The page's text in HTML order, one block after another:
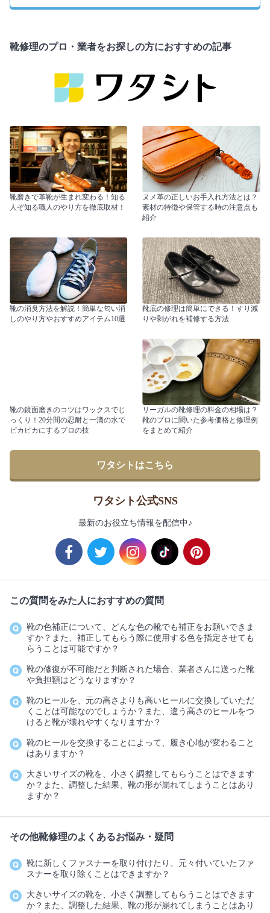
靴修理のプロ・業者をお探しの方におすすめの記事
靴磨きで革靴が生まれ変わる！知る
人ぞ知る職人のやり方を徹底取材！
ヌメ革の正しいお手入れ方法とは？
素材の特徴や保管する時の注意点も
紹介
靴の消臭方法を解説！簡単な匂い消
しのやり方やおすすめアイテム10選
靴底の修理は簡単にできる！すり減
りや剥がれを補修する方法
靴の鏡面磨きのコツはワックスでじ
っくり！20分間の忍耐と一滴の水で
ピカピカにするプロの技
リーガルの靴修理の料金の相場は？
靴のプロに聞いた参考価格と修理例
をまとめて紹介
ワタシトはこちら
ワタシト公式SNS
最新のお役立ち情報を配信中♪
この質問をみた人におすすめの質問
靴の色補正について、どんな色の靴でも補正をお願いできま
すか？また、補正してもらう際に使用する色を指定させても
らうことは可能ですか？
靴の修復が不可能だと判断された場合、業者さんに送った靴
や負担額はどうなりますか？
靴のヒールを、元の高さよりも高いヒールに交換していただ
くことは可能なのでしょうか？また、違う高さのヒールをつ
けると靴が壊れやすくなりますか？
靴のヒールを交換することによって、履き心地が変わること
はありますか？
大きいサイズの靴を、小さく調整してもらうことはできます
か？また、調整した結果、靴の形が崩れてしまうことはあり
ますか？
その他靴修理のよくあるお悩み・疑問
靴に新しくファスナーを取り付けたり、元々付いていたファ
スナーを取り除くことはできますか？
大きいサイズの靴を、小さく調整してもらうことはできます
か？また、調整した結果、靴の形が崩れてしまうことはあり